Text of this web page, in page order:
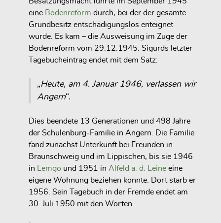
eine Bodenreform durch, bei der der gesamte
Grundbesitz entschädigungslos enteignet
wurde. Es kam – die Ausweisung im Zuge der
Bodenreform vom 29.12.1945. Sigurds letzter
Tagebucheintrag endet mit dem Satz:
„Heute, am 4. Januar 1946, verlassen wir
Angern“.
Dies beendete 13 Generationen und 498 Jahre
der Schulenburg-Familie in Angern. Die Familie
fand zunächst Unterkunft bei Freunden in
Braunschweig und im Lippischen, bis sie 1946
in
Lemgo und 1951 in Alfeld a. d. Leine eine
eigene Wohnung beziehen konnte. Dort starb er
1956. Sein Tagebuch in der Fremde endet am
30. Juli 1950 mit den Worten